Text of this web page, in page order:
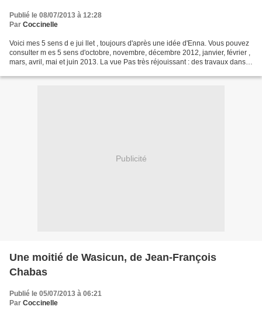
Publié le 08/07/2013 à 12:28
Par Coccinelle
Voici mes 5 sens d e jui llet , toujours d'après une idée d'Enna. Vous pouvez
consulter m es 5 sens d'octobre, novembre, décembre 2012, janvier, février ,
mars, avril, mai et juin 2013. La vue Pas très réjouissant : des travaux dans
Publicité
Une moitié de Wasicun, de Jean-François
Chabas
Publié le 05/07/2013 à 06:21
Par Coccinelle